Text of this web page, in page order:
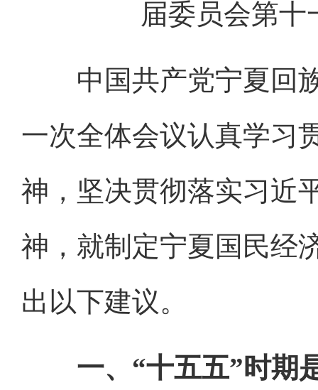
届委员会第十
中国共产党宁夏回族
一次全体会议认真学习
神，坚决贯彻落实习近
神，就制定宁夏国民经
出以下建议。
一、“十五五”时期